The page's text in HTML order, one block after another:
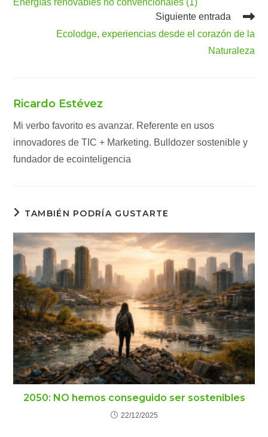
artículos
Siguiente entrada
Ecolodge, experiencias desde el corazón de la
Naturaleza
Ricardo Estévez
Mi verbo favorito es avanzar. Referente en usos
innovadores de TIC + Marketing. Bulldozer sostenible y
fundador de ecointeligencia
TAMBIÉN PODRÍA GUSTARTE
2050: NO hemos conseguido ser sostenibles
22/12/2025